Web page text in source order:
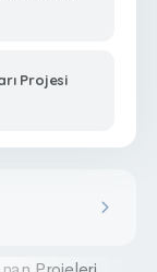
Projesi